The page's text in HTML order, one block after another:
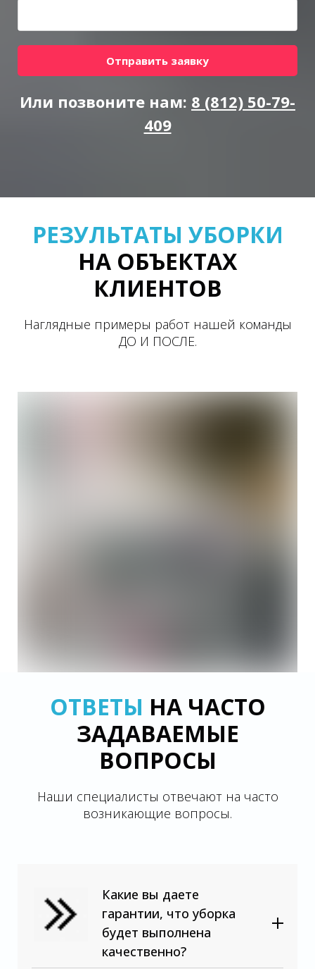
Отправить заявку
Или позвоните нам: 8 (812) 50-79-
409
РЕЗУЛЬТАТЫ УБОРКИ
НА ОБЪЕКТАХ
КЛИЕНТОВ
Наглядные примеры работ нашей команды
ДО И ПОСЛЕ.
ОТВЕТЫ НА ЧАСТО
ЗАДАВАЕМЫЕ
ВОПРОСЫ
Наши специалисты отвечают на часто
возникающие вопросы.
Какие вы даете
гарантии, что уборка
будет выполнена
качественно?